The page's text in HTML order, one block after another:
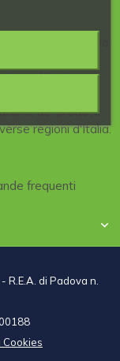
qualificate,
scientifica,
dei prodotti
regioni d'Italia.
frequenti

di Padova n.
Cookies